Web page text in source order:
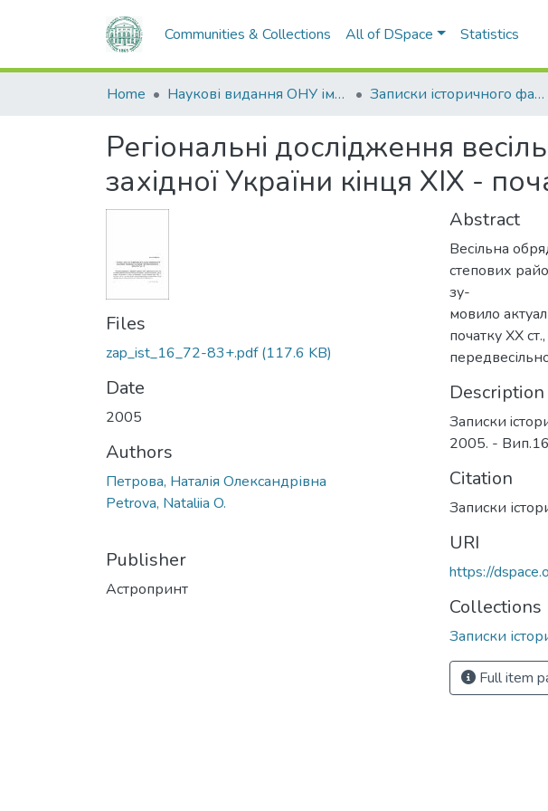
Communities & Collections All of DSpace Statistics
Home Наукові видання ОНУ імені І. І. Мечникова Записки історичного факультету
Регіональні дослідження
західної України кінця ХІХ -
Files
zap_ist_16_72-83+.pdf(117.6 KB)
Date
2005
Authors
Петрова, Наталія Олександрівна
Petrova, Nataliia O.
Publisher
Астропринт
Abstract
Весільна
степових
зу-
мовило
початку XX
Description
Записки
2005. -
Citation
Записки
URI
https://
Collections
Записки
Full item